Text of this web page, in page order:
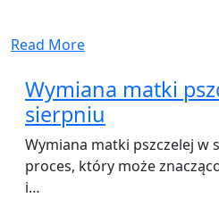
Read More
Wymiana matki
sierpniu
Wymiana matki pszczelej w
proces, który może
i…